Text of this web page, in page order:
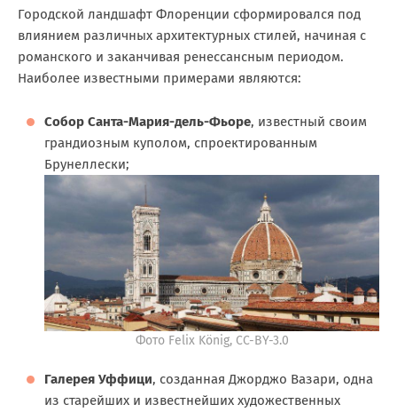
Городской ландшафт Флоренции сформировался под
влиянием различных архитектурных стилей, начиная с
романского и заканчивая ренессансным периодом.
Наиболее известными примерами являются:
Собор Санта-Мария-дель-Фьоре, известный своим
грандиозным куполом, спроектированным
Брунеллески;
Фото Felix König, CC-BY-3.0
Галерея Уффици, созданная Джорджо Вазари, одна
из старейших и известнейших художественных